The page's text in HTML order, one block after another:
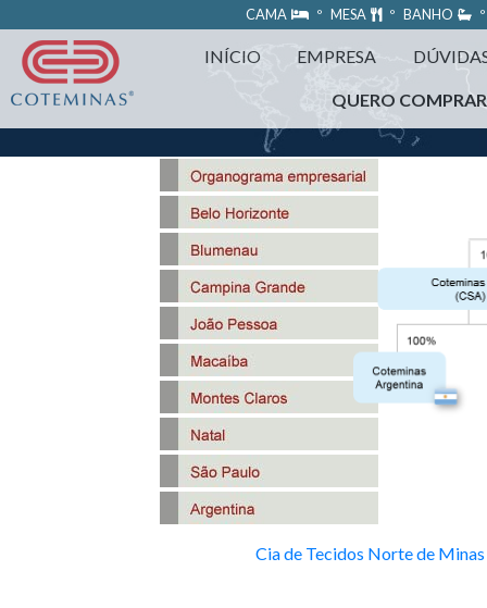
https://www.coteminas.com.br/desenv-web/htm11/
CAMA º MESA º BANHO
INÍCIO EMPRESA
QUERO COMPRAR
Cia de Tecidos Norte de Minas